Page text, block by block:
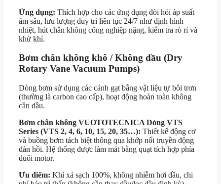
Ứng dụng: Thích hợp cho các ứng dụng đòi hỏi áp suất
âm sâu, lưu lượng duy trì liên tục 24/7 như định hình
nhiệt, hút chân không công nghiệp nặng, kiểm tra rò rỉ và
khử khí.
Bơm chân không khô / Không dầu (Dry
Rotary Vane Vacuum Pumps)
Dòng bơm sử dụng các cánh gạt bằng vật liệu tự bôi trơn
(thường là carbon cao cấp), hoạt động hoàn toàn không
cần dầu.
Bơm chân không VUOTOTECNICA Dòng VTS
Series (VTS 2, 4, 6, 10, 15, 20, 35…): Thiết kế động cơ
và buồng bơm tách biệt thông qua khớp nối truyền động
đàn hồi. Hệ thống được làm mát bằng quạt tích hợp phía
đuôi motor.
Ưu điểm: Khí xả sạch 100%, không nhiễm hơi dầu, chi